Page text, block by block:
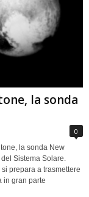
la sonda
0
la sonda New
Sistema Solare.
prepara a trasmettere
in gran parte